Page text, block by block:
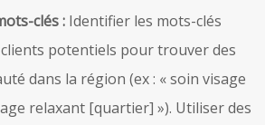
clés : Identifier les mots-clés
potentiels pour trouver des
dans la région (ex : « soin visage
relaxant [quartier] »). Utiliser des